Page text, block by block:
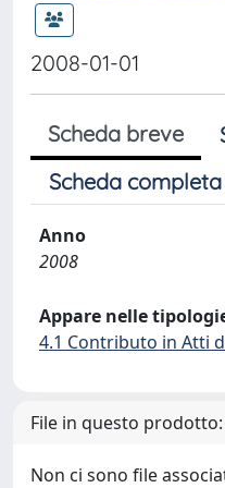
2008-01-01
Scheda breve
Scheda completa
Anno
2008
Appare nelle
4.1 Contributo in Atti
File in questo prodotto:
Non ci sono file